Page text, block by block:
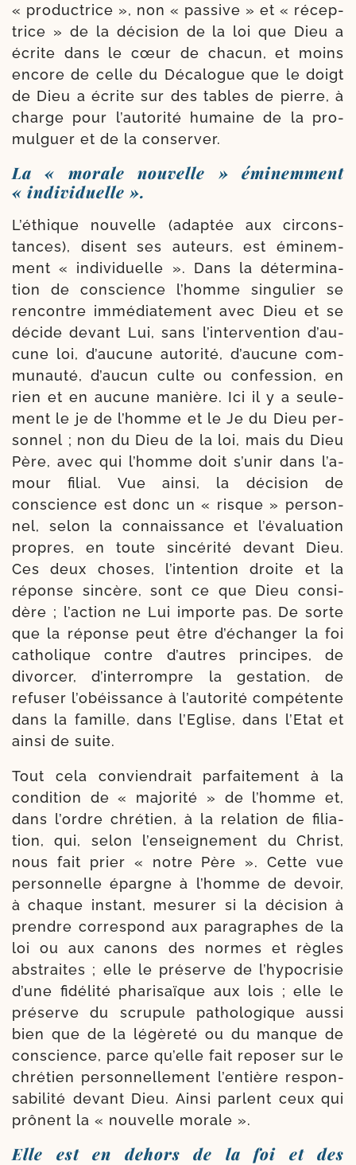
« pro­duc­trice », non « pas­sive » et « récep­
trice » de la déci­sion de la loi que Dieu a
écrite dans le cœur de cha­cun, et moins
encore de celle du Décalogue que le doigt
de Dieu a écrite sur des tables de pierre, à
charge pour l’au­to­ri­té humaine de la pro­
mul­guer et de la conserver.
La « morale nouvelle » éminemment
« individuelle ».
L’éthique nou­velle (adap­tée aux cir­cons­
tances), disent ses auteurs, est émi­nem­
ment « indi­vi­duelle ». Dans la déter­mi­na­
tion de conscience l’homme sin­gu­lier se
ren­contre immé­dia­te­ment avec Dieu et se
décide devant Lui, sans l’in­ter­ven­tion d’au­
cune loi, d’au­cune auto­ri­té, d’au­cune com­
mu­nau­té, d’au­cun culte ou confes­sion, en
rien et en aucune manière. Ici il y a seule­
ment le je de l’homme et le Je du Dieu per­
son­nel ; non du Dieu de la loi, mais du Dieu
Père, avec qui l’homme doit s’u­nir dans l’a­
mour filial. Vue ain­si, la déci­sion de
conscience est donc un « risque » per­son­
nel, selon la connais­sance et l’é­va­lua­tion
pro­pres, en toute sin­cé­ri­té devant Dieu.
Ces deux choses, l’in­ten­tion droite et la
réponse sin­cère, sont ce que Dieu consi­
dère ; l’ac­tion ne Lui importe pas. De sorte
que la réponse peut être d’é­chan­ger la foi
catho­lique contre d’autres prin­cipes, de
divor­cer, d’inter­rompre la ges­ta­tion, de
refu­ser l’o­béis­sance à l’au­to­ri­té compé­tente
dans la famille, dans l’Eglise, dans l’Etat et
ain­si de suite.
Tout cela convien­drait par­fai­te­ment à la
condi­tion de « ma­jorité » de l’homme et,
dans l’ordre chré­tien, à la rela­tion de filia­
tion, qui, selon l’en­sei­gne­ment du Christ,
nous fait prier « notre Père ». Cette vue
per­son­nelle épargne à l’homme de devoir,
à chaque ins­tant, mesu­rer si la déci­sion à
prendre corres­pond aux para­graphes de la
loi ou aux canons des normes et règles
abs­traites ; elle le pré­serve de l’hy­po­cri­sie
d’une fidé­li­té pha­ri­saïque aux lois ; elle le
pré­serve du scru­pule patho­lo­gique aus­si
bien que de la légè­re­té ou du manque de
conscience, parce qu’elle fait repo­ser sur le
chré­tien per­son­nel­le­ment l’en­tière res­pon­
sa­bi­li­té devant Dieu. Ainsi parlent ceux qui
prônent la « nou­velle morale ».
Elle est en dehors de la foi et des